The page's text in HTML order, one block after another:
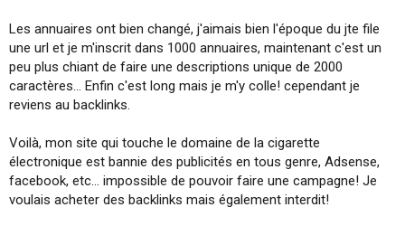
s
s
i
o
n
Les annuaires ont bien changé, j'aimais bien l'époque du jte file
une url et je m'inscrit dans 1000 annuaires, maintenant c'est un
peu plus chiant de faire une descriptions unique de 2000
caractères... Enfin c'est long mais je m'y colle! cependant je
reviens au backlinks.
Voilà, mon site qui touche le domaine de la cigarette
électronique est bannie des publicités en tous genre, Adsense,
facebook, etc... impossible de pouvoir faire une campagne! Je
voulais acheter des backlinks mais également interdit!